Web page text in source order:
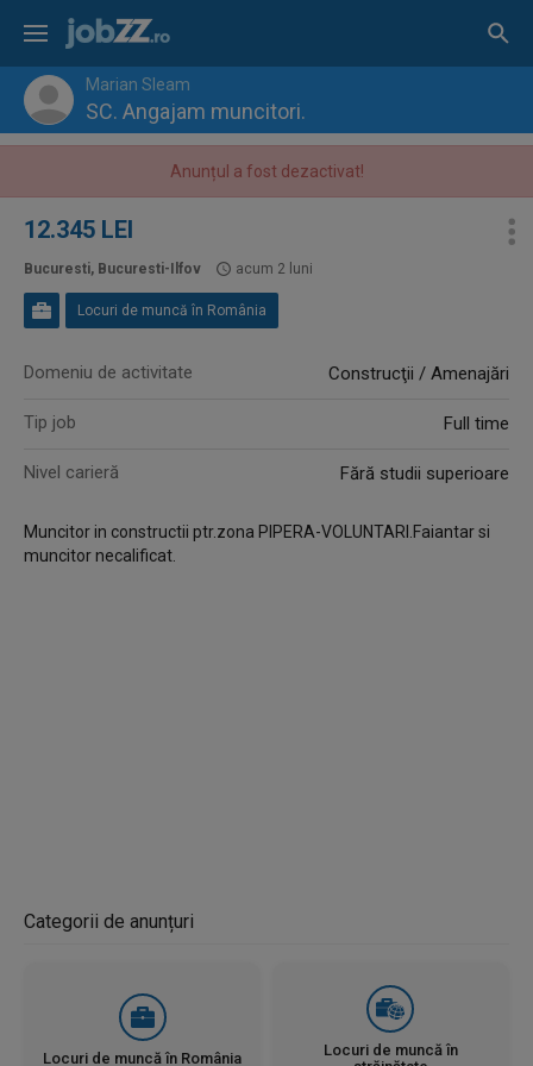
Marian Sleam
SC. Angajam muncitori.
Anunțul a fost dezactivat!
12.345 LEI
Bucuresti, Bucuresti-Ilfov acum 2 luni
Locuri de muncă în România
Domeniu de activitate Construcţii / Amenajări
Tip job Full time
Nivel carieră Fără studii superioare
Muncitor in constructii ptr.zona PIPERA-VOLUNTARI.Faiantar si
muncitor necalificat.
Categorii de anunțuri
Locuri de muncă în România
Locuri de muncă în